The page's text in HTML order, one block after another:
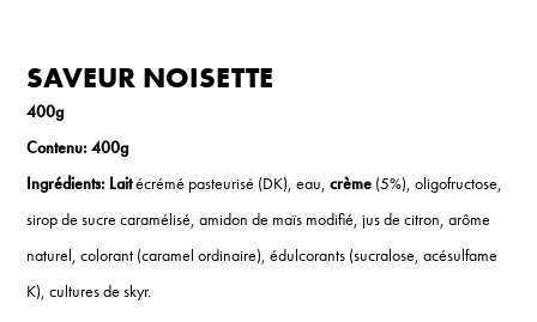
SAVEUR NOISETTE
400g
Contenu: 400g
Ingrédients: Laitécrémé pasteurisé (DK), eau,crème (5%), oligofructose,
sirop de sucre caramélisé, amidon de maïs modifié, jus de citron, arôme
naturel, colorant (caramel ordinaire), édulcorants (sucralose, acésulfame
K), cultures de skyr.